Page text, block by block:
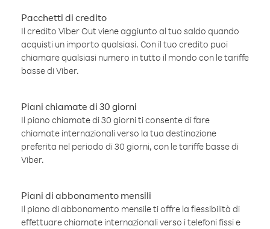
Pacchetti di credito
Il credito Viber Out viene aggiunto al tuo saldo quando
acquisti un importo qualsiasi. Con il tuo credito puoi
chiamare qualsiasi numero in tutto il mondo con le tariffe
basse di Viber.
Piani chiamate di 30 giorni
Il piano chiamate di 30 giorni ti consente di fare
chiamate internazionali verso la tua destinazione
preferita nel periodo di 30 giorni, con le tariffe basse di
Viber.
Piani di abbonamento mensili
Il piano di abbonamento mensile ti offre la flessibilità di
effettuare chiamate internazionali verso i telefoni fissi e